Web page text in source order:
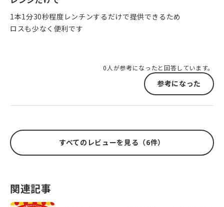
1本1分30秒程度レンチンするだけで提供できるため
ロスも少なく便利です
0人が参考になったと回答しています。
参考になった
すべてのレビューを見る（6件）
関連記事